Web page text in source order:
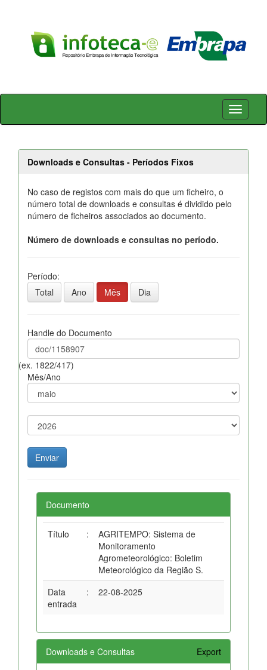
Skip
Downloads e Consultas - Períodos Fixos
No caso de registos com mais do que um ficheiro, o
número total de downloads e consultas é dividido pelo
número de ficheiros associados ao documento.
Número de downloads e consultas no período.
Período:
Total
Ano Mês Dia
Handle do Documento
(ex. 1822/417)
Mês/Ano
Documento
Título :
AGRITEMPO: Sistema de
Monitoramento
Agrometeorológico: Boletim
Meteorológico da Região S.
Data
entrada
: 22-08-2025
Downloads e Consultas Export